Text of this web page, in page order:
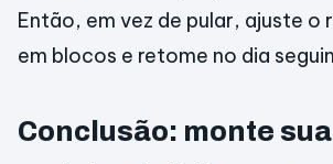
Então, em vez de pular, ajuste o
em blocos e retome no dia
Conclusão: monte